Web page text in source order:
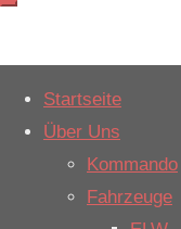
Inhalt
Startseite
Über Uns
Kommando
Fahrzeuge